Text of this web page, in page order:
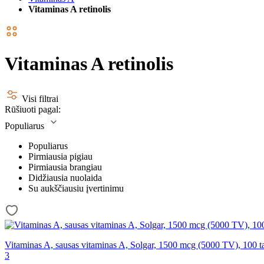
Vitaminas A retinolis
Vitaminas A retinolis
Visi filtrai
Rūšiuoti pagal:
Populiarus
Populiarus
Pirmiausia pigiau
Pirmiausia brangiau
Didžiausia nuolaida
Su aukščiausiu įvertinimu
Vitaminas A, sausas vitaminas A, Solgar, 1500 mcg (5000 TV), 100
3